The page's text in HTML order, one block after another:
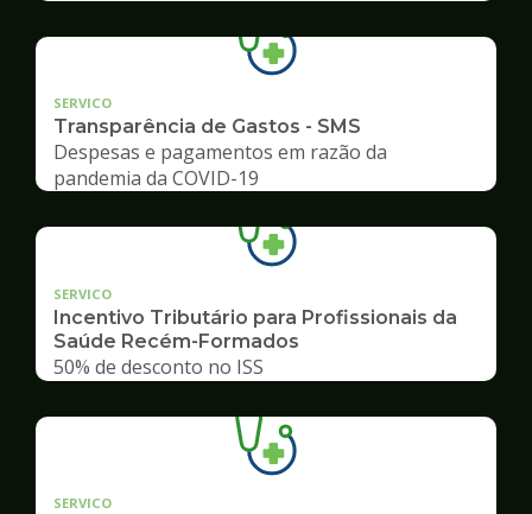
SERVICO
Transparência de Gastos - SMS
Despesas e pagamentos em razão da
pandemia da COVID-19
SERVICO
Incentivo Tributário para Profissionais da
Saúde Recém-Formados
50% de desconto no ISS
SERVICO